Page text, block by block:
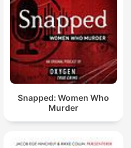
Snapped: Women Who
Murder